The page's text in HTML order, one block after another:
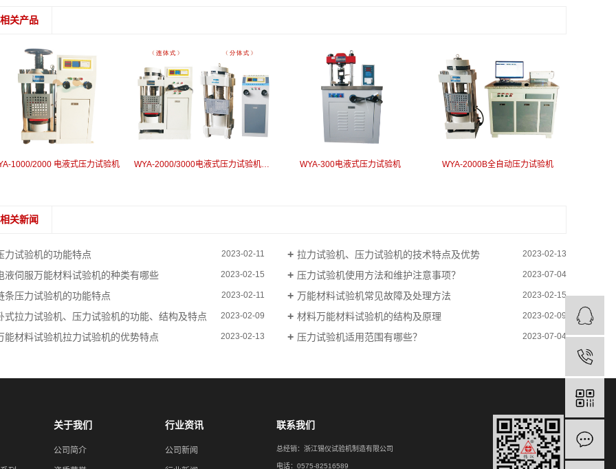
相关产品
1000/2000 电液式压力试验机 WYA-2000/3000电液式压力试验机（自动升降） WYA-300电液式压力试验机 WYA-2000B全自动压力试验机
相关新闻
力试验机的功能特点 2023-02-11 拉力试验机、压力试验机的技术特点及优势 2023-02-13
液伺服万能材料试验机的种类有哪些 2023-02-15 压力试验机使用方法和维护注意事项？ 2023-07-04
条压力试验机的功能特点 2023-02-11 万能材料试验机常见故障及处理方法 2023-02-15
式拉力试验机、压力试验机的功能、结构及特点 2023-02-09 材料万能材料试验机的结构及原理 2023-02-09
能材料试验机拉力试验机的优势特点 2023-02-13 压力试验机适用范围有哪些？ 2023-07-04
关于我们
公司简介
行业资讯
公司新闻
联系我们
总经销：浙江锡仪试验机制造有限公司
电话：0575-82516589